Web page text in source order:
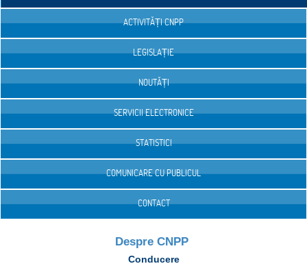
ACTIVITĂȚI CNPP
LEGISLAȚIE
NOUTĂȚI
SERVICII ELECTRONICE
STATISTICI
COMUNICARE CU PUBLICUL
CONTACT
Despre CNPP
Conducere